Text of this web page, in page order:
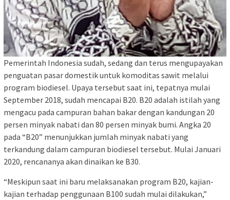
Pemerintah Indonesia sudah, sedang dan terus mengupayakan
penguatan pasar domestik untuk komoditas sawit melalui
program biodiesel. Upaya tersebut saat ini, tepatnya mulai
September 2018, sudah mencapai B20. B20 adalah istilah yang
mengacu pada campuran bahan bakar dengan kandungan 20
persen minyak nabati dan 80 persen minyak bumi. Angka 20
pada “B20” menunjukkan jumlah minyak nabati yang
terkandung dalam campuran biodiesel tersebut. Mulai Januari
2020, rencananya akan dinaikan ke B30.
“Meskipun saat ini baru melaksanakan program B20, kajian-
kajian terhadap penggunaan B100 sudah mulai dilakukan,”